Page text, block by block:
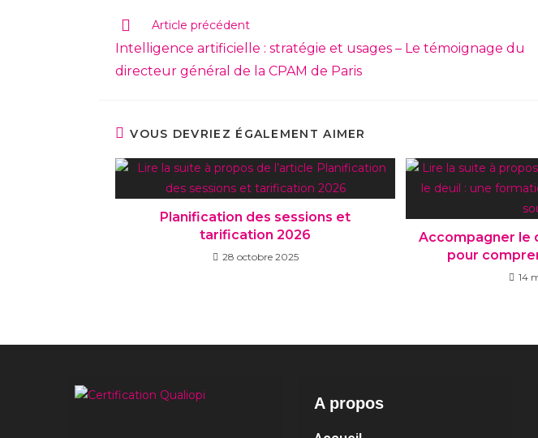
Article précédent
Intelligence artificielle : stratégie et usages – Le témoignage du
directeur général de la CPAM de Paris
VOUS DEVRIEZ ÉGALEMENT AIMER
Planification des sessions et
tarification 2026
28 octobre 2025
Accompagner le
pour
14
A propos